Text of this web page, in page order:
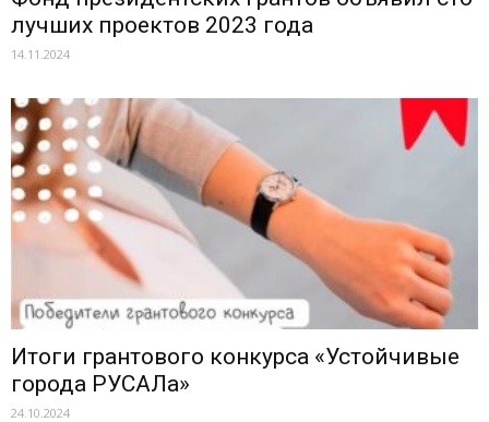
лучших проектов 2023 года
14.11.2024
Итоги грантового конкурса «Устойчивые
города РУСАЛа»
24.10.2024